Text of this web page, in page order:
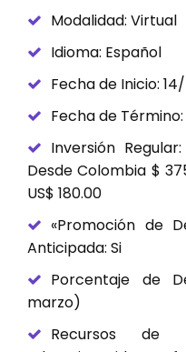
Modalidad: Virtual
Idioma: Español
Fecha de Inicio:
Fecha de
Inversión
Desde Colombia $
US$ 180.00
«Promoción de
Anticipada: Si
Porcentaje de
marzo)
Recursos de